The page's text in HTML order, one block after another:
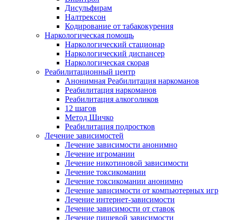
Дисульфирам
Налтрексон
Кодирование от табакокурения
Наркологическая помощь
Наркологический стационар
Наркологический диспансер
Наркологическая скорая
Реабилитационный центр
Анонимная Реабилитация наркоманов
Реабилитация наркоманов
Реабилитация алкоголиков
12 шагов
Метод Шичко
Реабилитация подростков
Лечение зависимостей
Лечение зависимости анонимно
Лечение игромании
Лечение никотиновой зависимости
Лечение токсикомании
Лечение токсикомании анонимно
Лечение зависимости от компьютерных игр
Лечение интернет-зависимости
Лечение зависимости от ставок
Лечение пищевой зависимости